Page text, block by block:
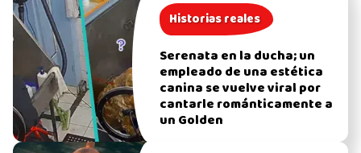
Historias reales
Serenata en la ducha; un
empleado de una estética
canina se vuelve viral por
cantarle románticamente a
un Golden